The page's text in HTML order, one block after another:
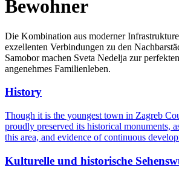
Bewohner
Die Kombination aus moderner
exzellenten Verbindungen zu den
Samobor machen Sveta Nedelja zur
angenehmes Familienleben.
History
Though it is the youngest town in Zagreb
proudly preserved its historical monuments,
this area, and evidence of continuous
Kulturelle und historische